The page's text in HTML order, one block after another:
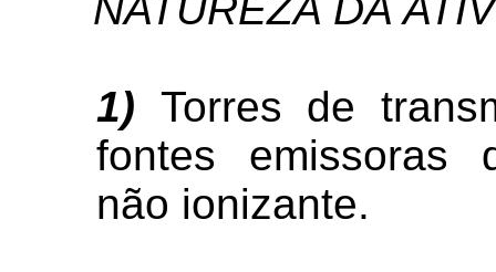
1) Torres de
fontes emissoras
não ionizante.